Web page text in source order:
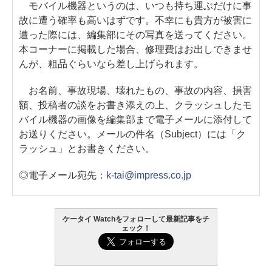
モバイル機器というのは、いつも持ち運ぶだけに事
故に遭う確率も高いはずです。不幸にも貴方が被害に
遭った際には、編集部にその写真を送ってください。
本コーナーに掲載した場合、修理費はお出しできませ
んが、粗品ぐらいなら差し上げられます。
お名前、事故現場、壊れたもの、事故の内容、損害
額、投稿者の談をお書き添えの上、クラッシュしたモ
バイル機器の画像を編集部まで電子メールに添付して
お送りください。メールの件名（Subject）には「ク
ラッシュ」とお書きください。
◎電子メール宛先： k-tai@impress.co.jp
ケータイ Watchをフォローして最新記事をチ
ェック！